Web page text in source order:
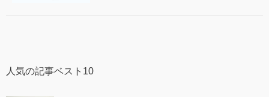
人気の記事ベスト10